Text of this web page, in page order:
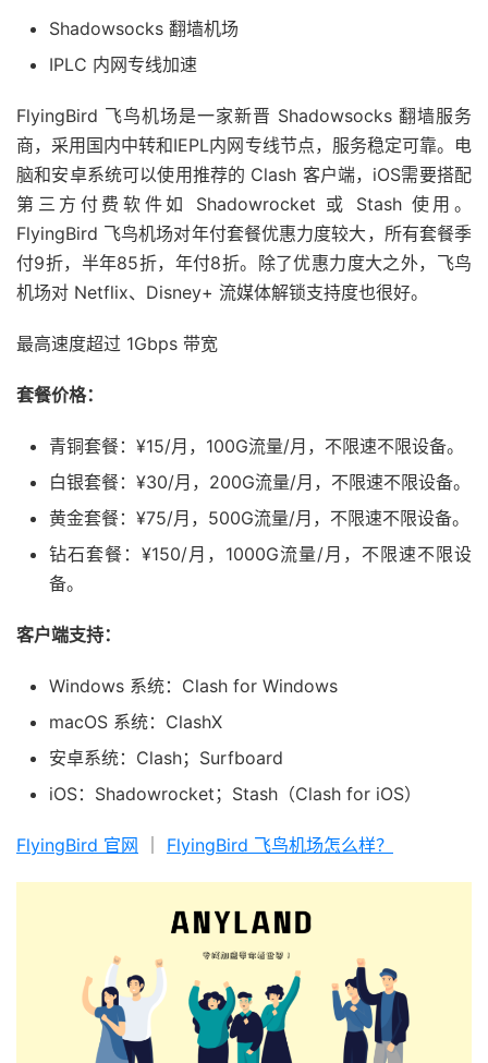
Shadowsocks 翻墙机场
IPLC 内网专线加速
FlyingBird 飞鸟机场是一家新晋 Shadowsocks 翻墙服务
商，采用国内中转和IEPL内网专线节点，服务稳定可靠。电
脑和安卓系统可以使用推荐的 Clash 客户端，iOS需要搭配
第三方付费软件如 Shadowrocket 或 Stash 使用。
FlyingBird 飞鸟机场对年付套餐优惠力度较大，所有套餐季
付9折，半年85折，年付8折。除了优惠力度大之外，飞鸟
机场对 Netflix、Disney+ 流媒体解锁支持度也很好。
最高速度超过 1Gbps 带宽
套餐价格：
青铜套餐：¥15/月，100G流量/月，不限速不限设备。
白银套餐：¥30/月，200G流量/月，不限速不限设备。
黄金套餐：¥75/月，500G流量/月，不限速不限设备。
钻石套餐：¥150/月，1000G流量/月，不限速不限设
备。
客户端支持：
Windows 系统：Clash for Windows
macOS 系统：ClashX
安卓系统：Clash；Surfboard
iOS：Shadowrocket；Stash（Clash for iOS）
FlyingBird 官网 FlyingBird 飞鸟机场怎么样？